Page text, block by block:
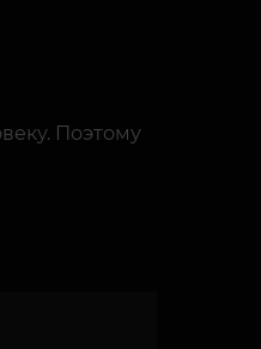
Поэтому